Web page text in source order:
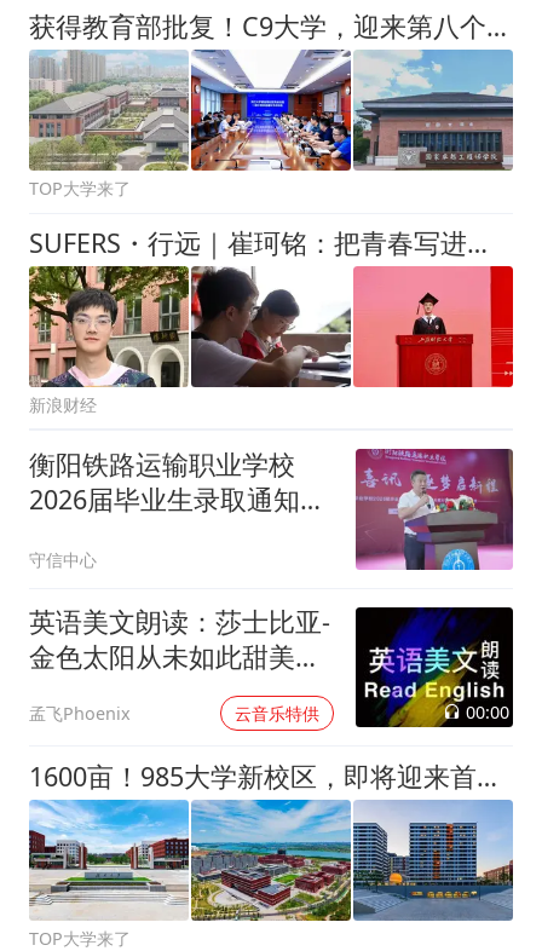
获得教育部批复！C9大学，迎来第八个校园
TOP大学来了
SUFERS・行远｜崔珂铭：把青春写进时代答卷
新浪财经
衡阳铁路运输职业学校
2026届毕业生录取通知书
跑公益课堂圆满举行
守信中心
英语美文朗读：莎士比亚-
金色太阳从未如此甜美吻
孟飞Phoenix 云音乐特供 00:00
1600亩！985大学新校区，即将迎来首批师生
TOP大学来了